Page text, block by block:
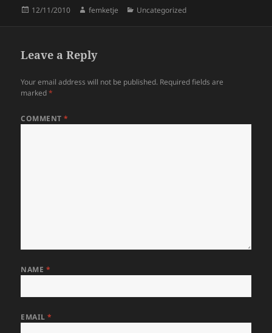
Posted
12/11/2010 Author
femketje Categories
Uncategorized
Leave a Reply
Your email address will not be published. Required fields are
marked*
COMMENT*
NAME *
EMAIL*